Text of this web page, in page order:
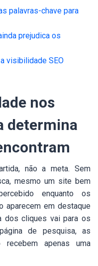
palavras-chave para
prejudica os
visibilidade SEO
nos
determina
não a meta. Sem
mesmo um site bem
enquanto os
aparecem em destaque
dos cliques vai para os
de pesquisa, as
recebem apenas uma